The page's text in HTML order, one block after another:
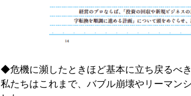
◆危機に瀕したときほど基本に立ち戻るべ
私たちはこれまで、バブル崩壊やリーマン